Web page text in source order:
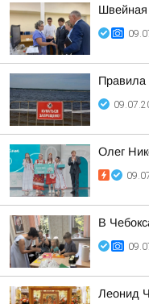
Швейная
Правила
Олег
В
Леонид